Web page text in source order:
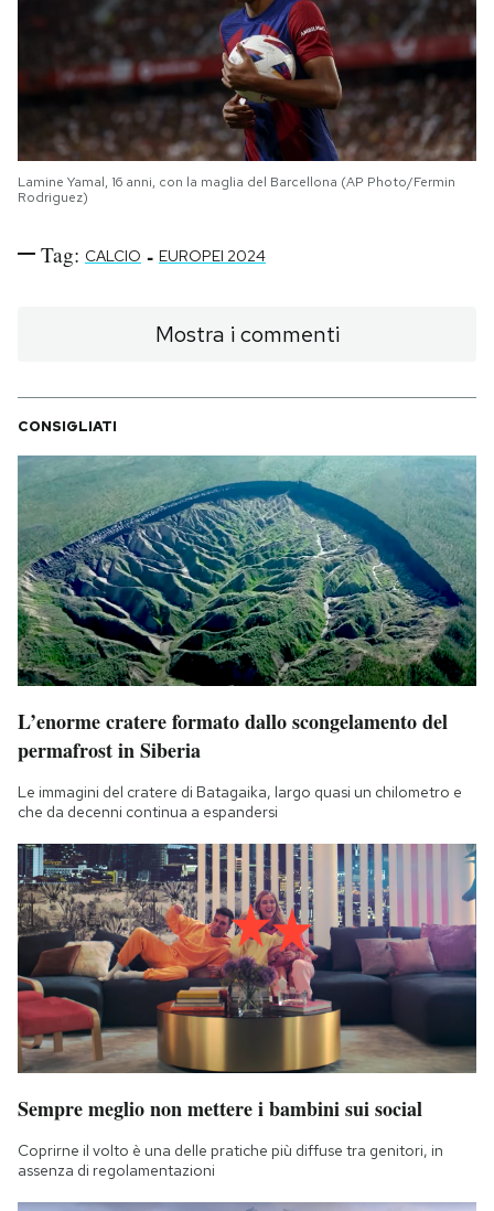
Lamine Yamal, 16 anni, con la maglia del Barcellona (AP Photo/Fermin
Rodriguez)
Tag: CALCIO - EUROPEI 2024
Mostra i commenti
CONSIGLIATI
L’enorme cratere formato dallo scongelamento del
permafrost in Siberia
Le immagini del cratere di Batagaika, largo quasi un chilometro e
che da decenni continua a espandersi
Sempre meglio non mettere i bambini sui social
Coprirne il volto è una delle pratiche più diffuse tra genitori, in
assenza di regolamentazioni